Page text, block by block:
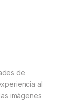
de
al
imágenes